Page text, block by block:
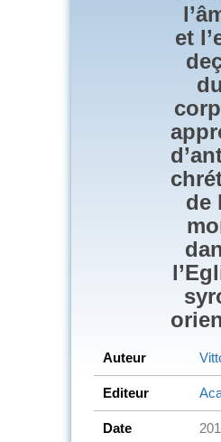
et
du
de
Auteur
Editeur
Date